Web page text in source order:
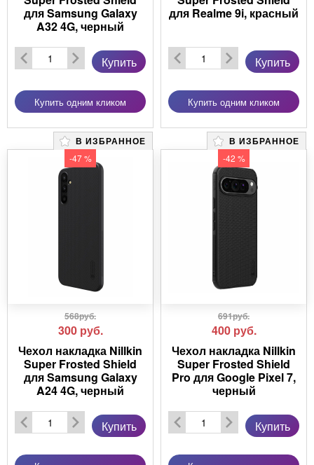
для Samsung Galaxy
A32 4G, черный
Купить
Купить одним кликом
для Realme 9i, красный
Купить
Купить одним кликом
В ИЗБРАННОЕ
-47 %
568руб.
300 руб.
Чехол накладка Nillkin
Super Frosted Shield
для Samsung Galaxy
A24 4G, черный
Купить
В ИЗБРАННОЕ
-42 %
691руб.
400 руб.
Чехол накладка Nillkin
Super Frosted Shield
Pro для Google Pixel 7,
черный
Купить